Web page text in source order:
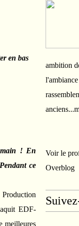
en bas
! En
ce
EDF-
meilleures
ambition
Voir le
Overblog